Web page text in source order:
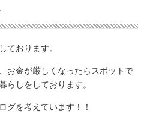
ております。
お金が厳しくなったらスポットで
らしをしております。
グを考えています！！